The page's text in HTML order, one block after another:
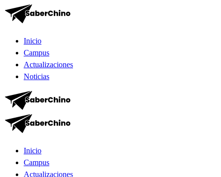
Inicio
Campus
Actualizaciones
Noticias
Inicio
Campus
Actualizaciones